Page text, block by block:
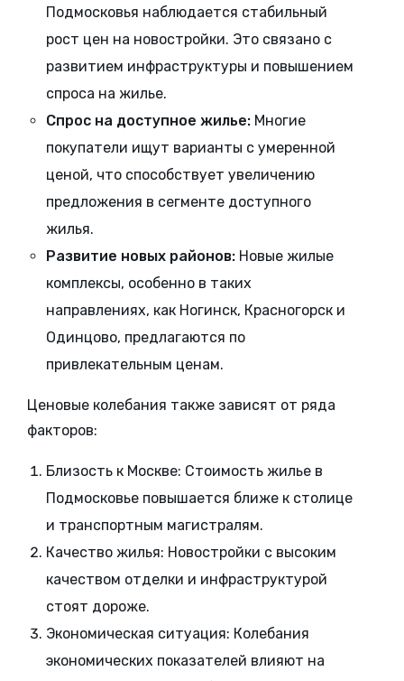
Подмосковья наблюдается стабильный
рост цен на новостройки. Это связано с
развитием инфраструктуры и повышением
спроса на жилье.
Спрос на доступное жилье: Многие
покупатели ищут варианты с умеренной
ценой, что способствует увеличению
предложения в сегменте доступного
жилья.
Развитие новых районов: Новые жилые
комплексы, особенно в таких
направлениях, как Ногинск, Красногорск и
Одинцово, предлагаются по
привлекательным ценам.
Ценовые колебания также зависят от ряда
факторов:
Близость к Москве: Стоимость жилье в
Подмосковье повышается ближе к столице
и транспортным магистралям.
Качество жилья: Новостройки с высоким
качеством отделки и инфраструктурой
стоят дороже.
Экономическая ситуация: Колебания
экономических показателей влияют на